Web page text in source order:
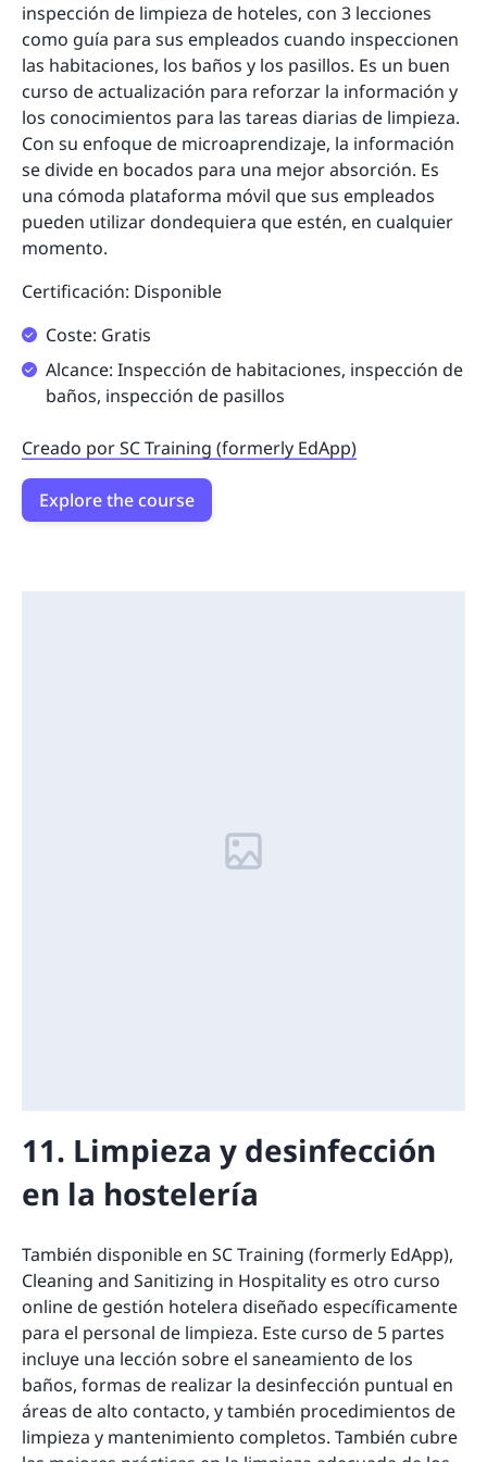
inspección de limpieza de hoteles, con 3 lecciones
como guía para sus empleados cuando inspeccionen
las habitaciones, los baños y los pasillos. Es un buen
curso de actualización para reforzar la información y
los conocimientos para las tareas diarias de limpieza.
Con su enfoque de microaprendizaje, la información
se divide en bocados para una mejor absorción. Es
una cómoda plataforma móvil que sus empleados
pueden utilizar dondequiera que estén, en cualquier
momento.
Certificación: Disponible
Coste: Gratis
Alcance: Inspección de habitaciones, inspección de
baños, inspección de pasillos
Creado por SC Training (formerly EdApp)
Explore the course
11. Limpieza y desinfección
en la hostelería
También disponible en SC Training (formerly EdApp),
Cleaning and Sanitizing in Hospitality es otro curso
online de gestión hotelera diseñado específicamente
para el personal de limpieza. Este curso de 5 partes
incluye una lección sobre el saneamiento de los
baños, formas de realizar la desinfección puntual en
áreas de alto contacto, y también procedimientos de
limpieza y mantenimiento completos. También cubre